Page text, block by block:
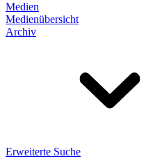
Medien
Medienübersicht
Archiv
Erweiterte Suche